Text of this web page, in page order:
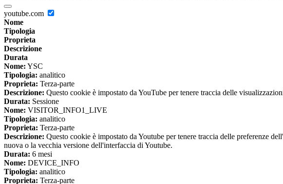
youtube.com
Nome
Tipologia
Proprieta
Descrizione
Durata
Nome: YSC
Tipologia: analitico
Proprieta: Terza-parte
Descrizione: Questo cookie è impostato da YouTube per tenere traccia delle
Durata: Sessione
Nome: VISITOR_INFO1_LIVE
Tipologia: analitico
Proprieta: Terza-parte
Descrizione: Questo cookie è impostato da Youtube per tenere traccia delle preferenze
nuova o la vecchia versione dell'interfaccia di Youtube.
Durata: 6 mesi
Nome: DEVICE_INFO
Tipologia: analitico
Proprieta: Terza-parte